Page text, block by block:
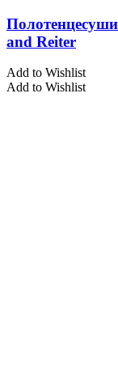
and Reiter
Add to Wishlist
Add to Wishlist